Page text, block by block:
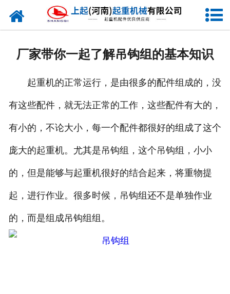
网站首页
资质证书
合作客户
联系我们
厂家带你一起了解吊钩组的基本知识
起重机的正常运行，是由很多的配件组成的，没
有这些配件，就无法正常的工作，这些配件有大的，
有小的，不论大小，每一个配件都很好的组成了这个
庞大的起重机。尤其是吊钩组，这个吊钩组，小小
的，但是能够与起重机很好的结合起来，将重物提
起，进行作业。很多时候，吊钩组还不是单独作业
的，而是组成吊钩组组。